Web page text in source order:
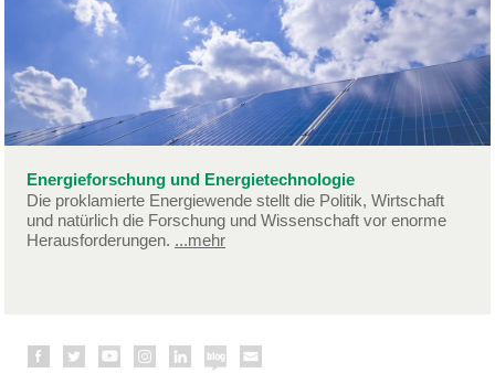
Energieforschung und Energietechnologie
Die proklamierte Energiewende stellt die Politik, Wirtschaft
und natürlich die Forschung und Wissenschaft vor enorme
Herausforderungen. ...mehr